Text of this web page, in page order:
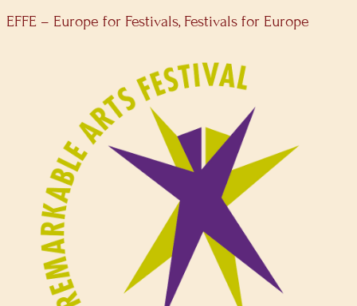
EFFE – Europe for Festivals, Festivals for Europe